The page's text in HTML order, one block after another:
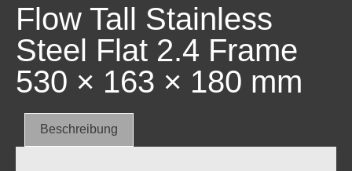
Flow Tall Stainless
Steel Flat 2.4 Frame
530 × 163 × 180 mm
Beschreibung